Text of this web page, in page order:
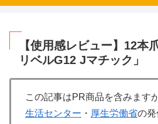
【使用感レビュー】12本
リベルG12 Jマチック」
この記事はPR商品を含みますが
生活センター ・ 厚生労働省の発